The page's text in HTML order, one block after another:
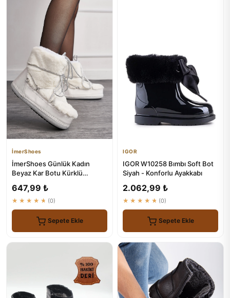
İmerShoes
İmerShoes Günlük Kadın
Beyaz Kar Botu Kürklü
647,99 ₺
★★★★★ (0)
Sepete Ekle
IGOR
IGOR W10258 Bımbı Soft Bot
Siyah - Konforlu Ayakkabı
2.062,99 ₺
★★★★★ (0)
Sepete Ekle